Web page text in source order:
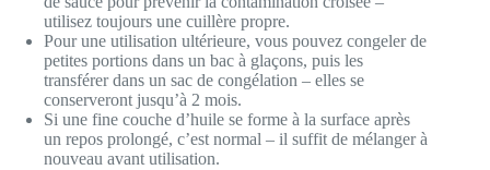
utilisez toujours une cuillère propre.
Pour une utilisation ultérieure, vous pouvez congeler de
petites portions dans un bac à glaçons, puis les
transférer dans un sac de congélation – elles se
conserveront jusqu’à 2 mois.
Si une fine couche d’huile se forme à la surface après
un repos prolongé, c’est normal – il suffit de mélanger à
nouveau avant utilisation.